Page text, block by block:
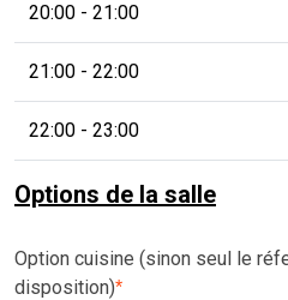
20:00 - 21:00
21:00 - 22:00
22:00 - 23:00
Options de la salle
Option cuisine (sinon seul le
disposition)*